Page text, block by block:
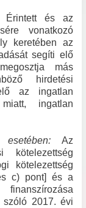
és az
vonatkozó
keretében az
segíti elő
más
hirdetési
az ingatlan
ingatlan
esetében: Az
kötelezettség
kötelezettség
c) pont] és a
szóló 2017. évi